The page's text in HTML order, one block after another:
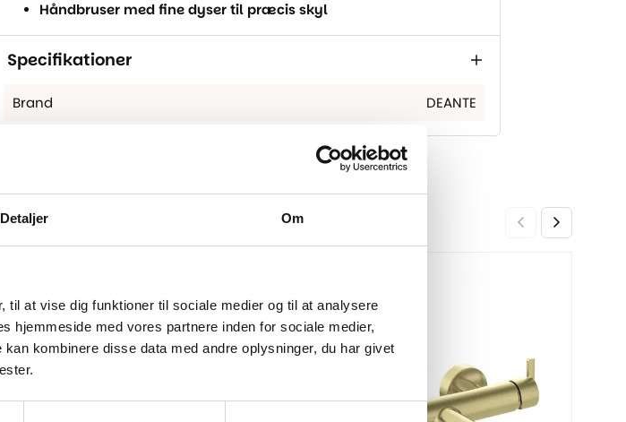
Detaljer Om
at vise dig funktioner til sociale medier og til at analysere
hjemmeside med vores partnere inden for sociale medier,
kombinere disse data med andre oplysninger, du har givet
Håndbruser med fine dyser til præcis skyl
Specifikationer
Brand DEANTE